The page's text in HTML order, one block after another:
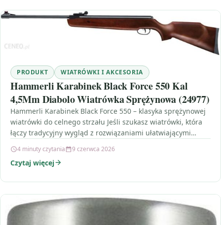
PRODUKT WIATRÓWKI I AKCESORIA
Hammerli Karabinek Black Force 550 Kal
4,5Mm Diabolo Wiatrówka Sprężynowa (24977)
Hammerli Karabinek Black Force 550 – klasyka sprężynowej
wiatrówki do celnego strzału Jeśli szukasz wiatrówki, która
łączy tradycyjny wygląd z rozwiązaniami ułatwiającymi
4 minuty czytania 9 czerwca 2026
Czytaj więcej